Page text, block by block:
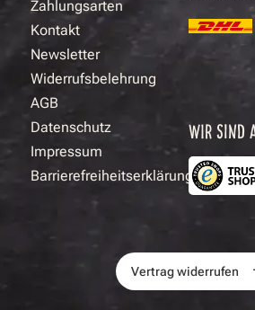
Zahlungsarten
Kontakt
Newsletter
Widerrufsbelehrung
AGB
Datenschutz
Impressum
Barrierefreiheitserklärung
WIR SIND
Vertrag widerrufen